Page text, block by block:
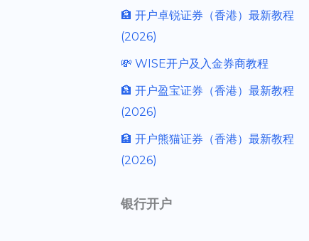
🏦 开户卓锐证券（香港）最新教程
(2026)
💸 WISE开户及入金券商教程
🏦 开户盈宝证券（香港）最新教程
(2026)
🏦 开户熊猫证券（香港）最新教程
(2026)
银行开户